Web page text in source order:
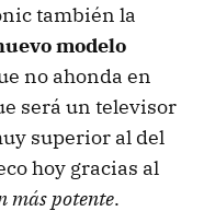
también la
modelo
no ahonda en
será un televisor
superior al del
hoy gracias al
más potente.